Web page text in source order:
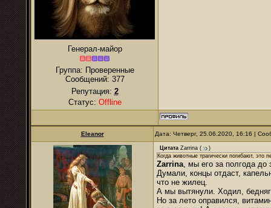
Генерал-майор
Группа: Проверенные
Сообщений: 377
Репутация: 2
Статус: Offline
Eleanor Дата: Четверг, 25.06.2020, 16:16 |
Цитата Zarrina (
)
Когда животные трагически погибают, это
Zarrina, мы его за полгода до
Думали, концы отдаст,
что не жилец.
А мы вытянули. Ходил,
Но за лето оправился,